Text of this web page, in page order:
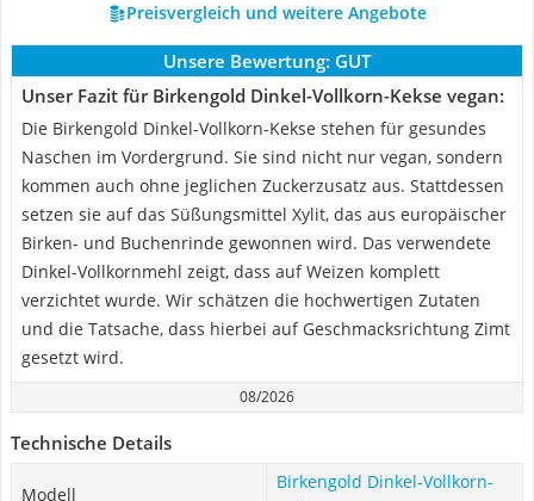
Preisvergleich und weitere Angebote
Unsere Bewertung: GUT
Unser Fazit für Birkengold Dinkel-Vollkorn-Kekse vegan:
Die Birkengold Dinkel-Vollkorn-Kekse stehen für gesundes
Naschen im Vordergrund. Sie sind nicht nur vegan, sondern
kommen auch ohne jeglichen Zuckerzusatz aus. Stattdessen
setzen sie auf das Süßungsmittel Xylit, das aus europäischer
Birken- und Buchenrinde gewonnen wird. Das verwendete
Dinkel-Vollkornmehl zeigt, dass auf Weizen komplett
verzichtet wurde. Wir schätzen die hochwertigen Zutaten
und die Tatsache, dass hierbei auf Geschmacksrichtung Zimt
gesetzt wird.
08/2026
Technische Details
Modell
Birkengold Dinkel-Vollkorn-